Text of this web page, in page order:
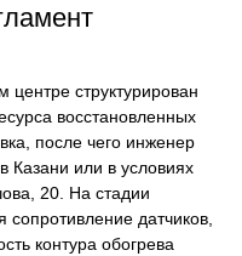
структурирован
восстановленных
после чего инженер
Казани или в условиях
20. На стадии
сопротивление датчиков,
контура обогрева